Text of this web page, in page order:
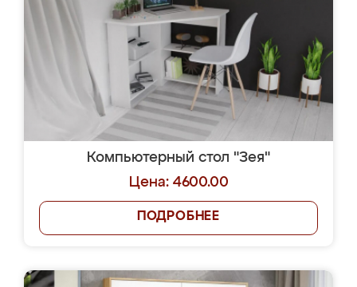
Компьютерный стол "Зея"
Цена: 4600.00
ПОДРОБНЕЕ